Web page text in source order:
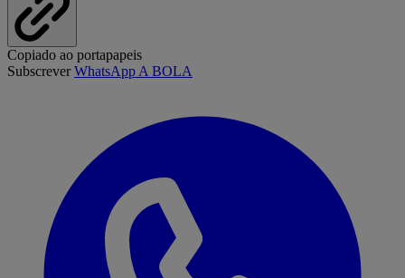
Copiado ao portapapeis
SubscreverWhatsApp A BOLA